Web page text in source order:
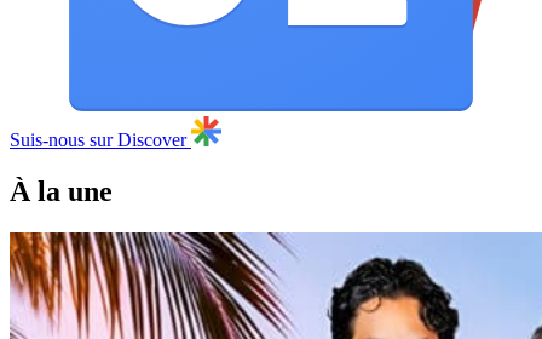
Suis-nous sur Discover
À la une